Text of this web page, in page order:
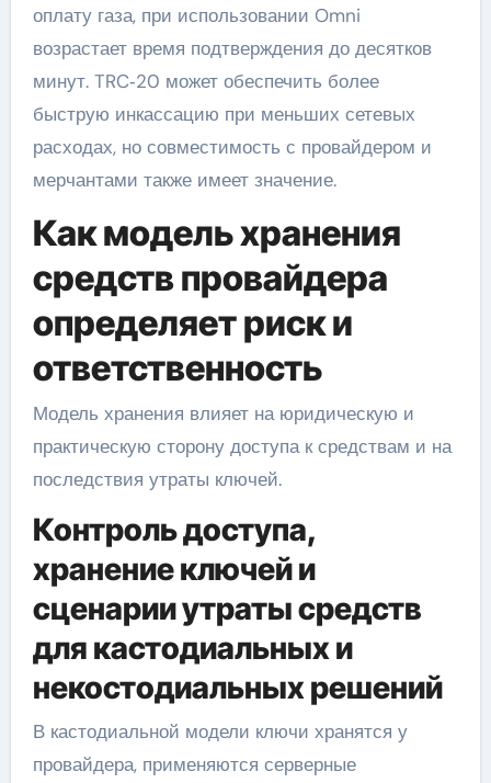
оплату газа, при использовании Omni
возрастает время подтверждения до десятков
минут. TRC‑20 может обеспечить более
быструю инкассацию при меньших сетевых
расходах, но совместимость с провайдером и
мерчантами также имеет значение.
Как модель хранения
средств провайдера
определяет риск и
ответственность
Модель хранения влияет на юридическую и
практическую сторону доступа к средствам и на
последствия утраты ключей.
Контроль доступа,
хранение ключей и
сценарии утраты средств
для кастодиальных и
некостодиальных решений
В кастодиальной модели ключи хранятся у
провайдера, применяются серверные